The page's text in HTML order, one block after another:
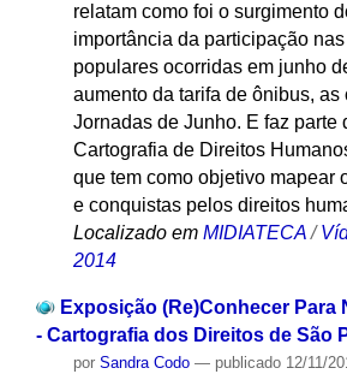
relatam como foi o surgimento
importância da participação
populares ocorridas em junho
aumento da tarifa de ônibus, as
Jornadas de Junho. E faz parte
Cartografia de Direitos
que tem como objetivo mapear
e conquistas pelos direitos
Localizado em MIDIATECA /
2014
Exposição (Re)Conhecer Para
- Cartografia dos Direitos de São
por Sandra Codo — publicado12/11/